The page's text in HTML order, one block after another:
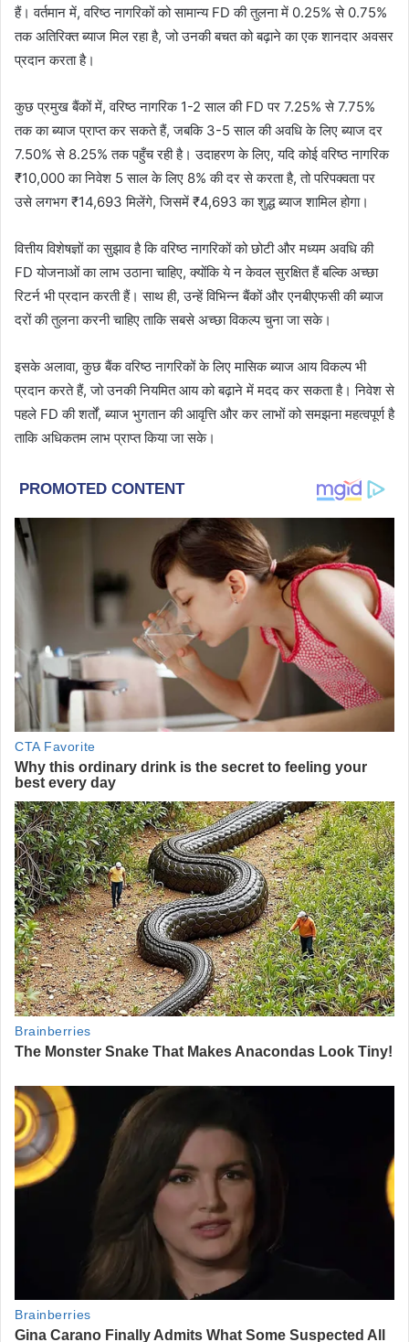
हैं। वर्तमान में, वरिष्ठ नागरिकों को सामान्य FD की तुलना में 0.25% से 0.75%
तक अतिरिक्त ब्याज मिल रहा है, जो उनकी बचत को बढ़ाने का एक शानदार अवसर
प्रदान करता है।
कुछ प्रमुख बैंकों में, वरिष्ठ नागरिक 1-2 साल की FD पर 7.25% से 7.75%
तक का ब्याज प्राप्त कर सकते हैं, जबकि 3-5 साल की अवधि के लिए ब्याज दर
7.50% से 8.25% तक पहुँच रही है। उदाहरण के लिए, यदि कोई वरिष्ठ नागरिक
₹10,000 का निवेश 5 साल के लिए 8% की दर से करता है, तो परिपक्वता पर
उसे लगभग ₹14,693 मिलेंगे, जिसमें ₹4,693 का शुद्ध ब्याज शामिल होगा।
वित्तीय विशेषज्ञों का सुझाव है कि वरिष्ठ नागरिकों को छोटी और मध्यम अवधि की
FD योजनाओं का लाभ उठाना चाहिए, क्योंकि ये न केवल सुरक्षित हैं बल्कि अच्छा
रिटर्न भी प्रदान करती हैं। साथ ही, उन्हें विभिन्न बैंकों और एनबीएफसी की ब्याज
दरों की तुलना करनी चाहिए ताकि सबसे अच्छा विकल्प चुना जा सके।
इसके अलावा, कुछ बैंक वरिष्ठ नागरिकों के लिए मासिक ब्याज आय विकल्प भी
प्रदान करते हैं, जो उनकी नियमित आय को बढ़ाने में मदद कर सकता है। निवेश से
पहले FD की शर्तों, ब्याज भुगतान की आवृत्ति और कर लाभों को समझना महत्वपूर्ण है
ताकि अधिकतम लाभ प्राप्त किया जा सके।